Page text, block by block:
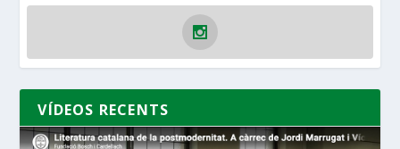
VÍDEOS RECENTS